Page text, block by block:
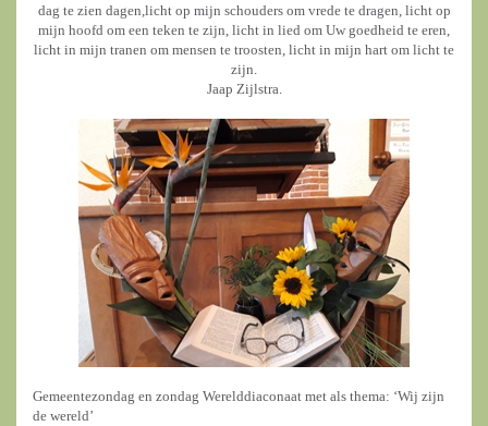
dag te zien dagen,licht op mijn schouders om vrede te dragen, licht op
mijn hoofd om een teken te zijn, licht in lied om Uw goedheid te eren,
licht in mijn tranen om mensen te troosten, licht in mijn hart om licht te
zijn.
Jaap Zijlstra.
Gemeentezondag en zondag Werelddiaconaat met als thema: ‘Wij zijn
de wereld’